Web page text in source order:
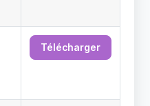
Télécharger